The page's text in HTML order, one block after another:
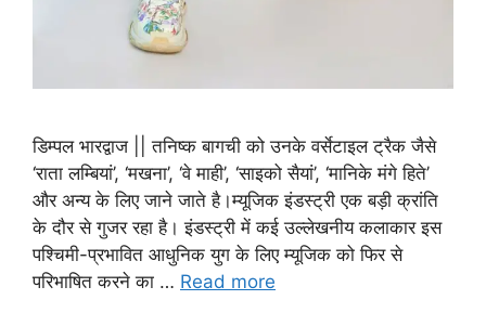
डिम्पल भारद्वाज || तनिष्क बागची को उनके वर्सेटाइल ट्रैक जैसे
‘राता लम्बियां’, ‘मखना’, ‘वे माही’, ‘साइको सैयां’, ‘मानिके मंगे हिते’
और अन्य के लिए जाने जाते है।म्यूजिक इंडस्ट्री एक बड़ी क्रांति
के दौर से गुजर रहा है। इंडस्ट्री में कई उल्लेखनीय कलाकार इस
पश्चिमी-प्रभावित आधुनिक युग के लिए म्यूजिक को फिर से
परिभाषित करने का … Read more